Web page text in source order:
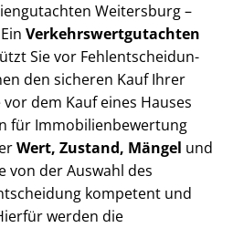
Weitersburg –
Ver­kehrs­wert­gut­ach­ten
Sie vor Fehl­ent­schei­dun­
den sicheren Kauf Ihrer
dem Kauf eines Hauses
für Im­mo­bi­li­en­be­wer­tung
Wert, Zustand, Mängel und
von der Auswahl des
kompetent und
werden die